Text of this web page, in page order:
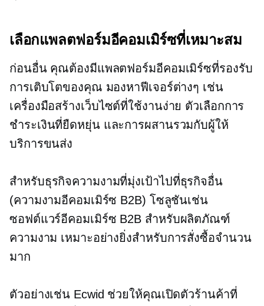
เลือกแพลตฟอร์มอีคอมเมิร์ซที่เหมาะสม
ก่อนอื่น คุณต้องมีแพลตฟอร์มอีคอมเมิร์ซที่รองรับ
การเติบโตของคุณ มองหาฟีเจอร์ต่างๆ เช่น
เครื่องมือสร้างเว็บไซต์ที่ใช้งานง่าย ตัวเลือกการ
ชำระเงินที่ยืดหยุ่น และการผสานรวมกับผู้ให้
บริการขนส่ง
สำหรับธุรกิจความงามที่มุ่งเป้าไปที่ธุรกิจอื่น
(ความงามอีคอมเมิร์ซ B2B) โซลูชันเช่น
ซอฟต์แวร์อีคอมเมิร์ซ B2B สำหรับผลิตภัณฑ์
ความงาม เหมาะอย่างยิ่งสำหรับการสั่งซื้อจำนวน
มาก
ตัวอย่างเช่น Ecwid ช่วยให้คุณเปิดตัวร้านค้าที่